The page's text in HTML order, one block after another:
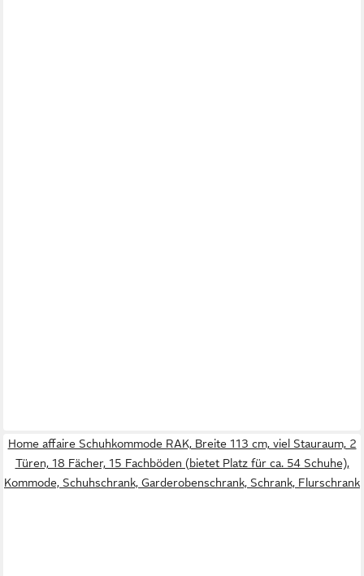
Home affaire Schuhkommode RAK, Breite 113 cm, viel Stauraum, 2
Türen, 18 Fächer, 15 Fachböden (bietet Platz für ca. 54 Schuhe),
Kommode, Schuhschrank, Garderobenschrank, Schrank, Flurschrank